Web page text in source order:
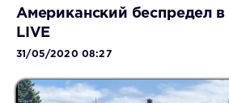
Американский беспредел
LIVE
31/05/2020 08:27